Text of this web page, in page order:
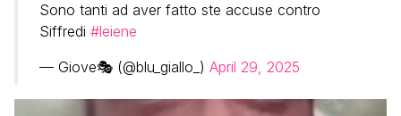
Sono tanti ad aver fatto ste accuse contro
Siffredi #leiene
— Giove🎭 (@blu_giallo_) April 29, 2025